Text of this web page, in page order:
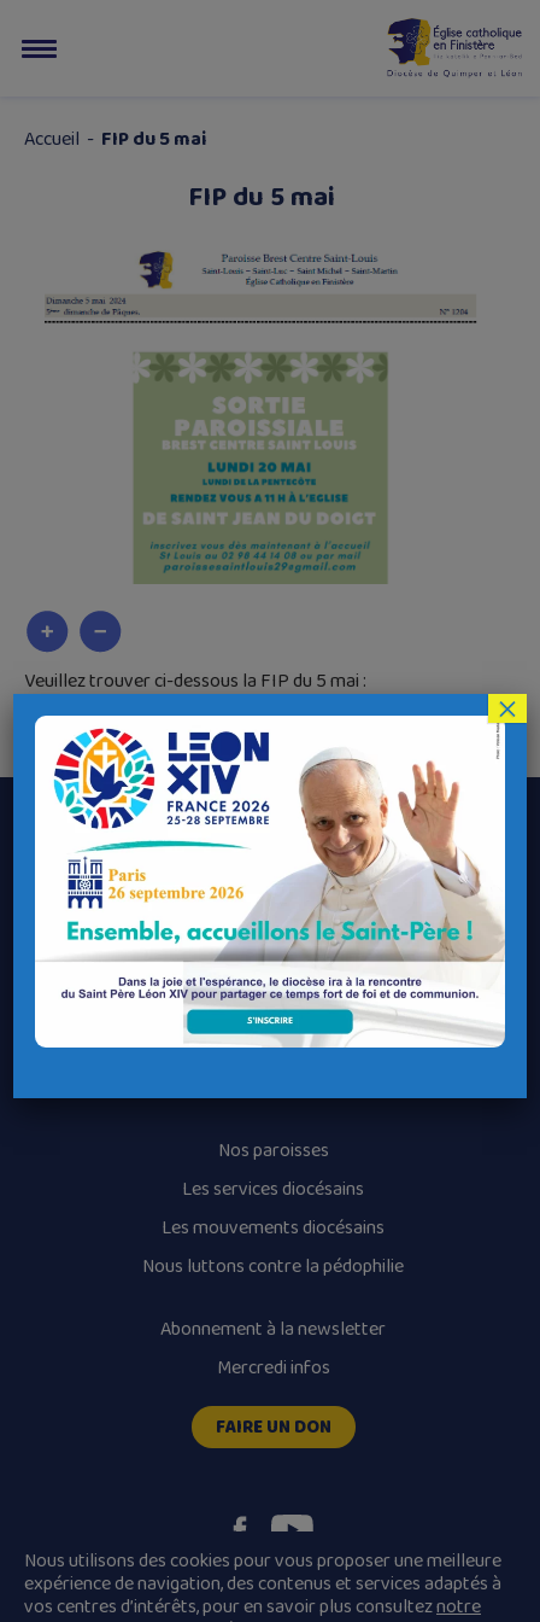
Accueil - FIP du 5 mai
FIP du 5 mai
Veuillez trouver ci-dessous la FIP du 5 mai :
FIP-5-mai-1 Télécharger
Le Diocèse de Quimper et Léon
Contacter le Diocèse
Contacter ma Paroisse
Contacter un service
Contacter une permanence
Recrutement
Nos paroisses
Les services diocésains
Les mouvements diocésains
Nous luttons contre la pédophilie
Abonnement à la newsletter
Mercredi infos
FAIRE UN DON
Plan du site Mentions légales
×
Nous utilisons des cookies pour vous proposer une meilleure
expérience de navigation, des contenus et services adaptés à
vos centres d’intérêts, pour en savoir plus consulteznotre